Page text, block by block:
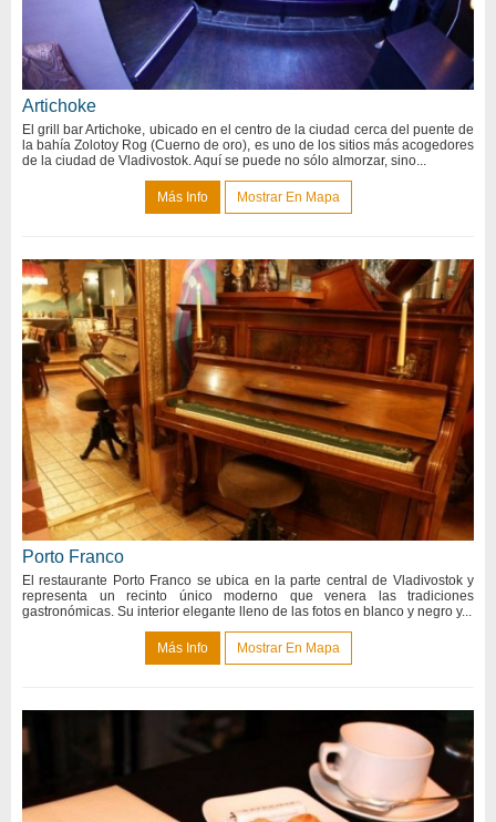
Artichoke
El grill bar Artichoke, ubicado en el centro de la ciudad cerca del puente de
la bahía Zolotoy Rog (Cuerno de oro), es uno de los sitios más acogedores
de la ciudad de Vladivostok. Aquí se puede no sólo almorzar, sino...
Más Info Mostrar En Mapa
Porto Franco
El restaurante Porto Franco se ubica en la parte central de Vladivostok y
representa un recinto único moderno que venera las tradiciones
gastronómicas. Su interior elegante lleno de las fotos en blanco y negro y...
Más Info Mostrar En Mapa